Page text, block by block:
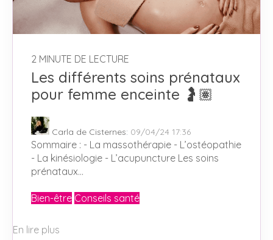
2 MINUTE DE LECTURE
Les différents soins prénataux
pour femme enceinte 🤰🏽
Carla de Cisternes: 09/04/24 17:36
Sommaire : - La massothérapie - L’ostéopathie
- La kinésiologie - L’acupuncture Les soins
prénataux...
Bien-être Conseils santé
En lire plus